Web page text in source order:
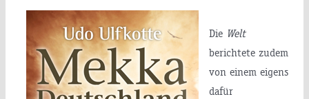
Die Welt
berichtete zudem
von einem eigens
dafür